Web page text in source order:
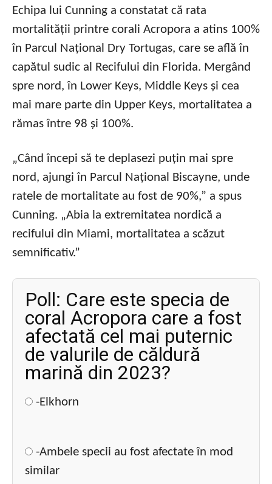
Echipa lui Cunning a constatat că rata
mortalității printre corali Acropora a atins 100%
în Parcul Național Dry Tortugas, care se află în
capătul sudic al Recifului din Florida. Mergând
spre nord, în Lower Keys, Middle Keys și cea
mai mare parte din Upper Keys, mortalitatea a
rămas între 98 și 100%.
„Când începi să te deplasezi puțin mai spre
nord, ajungi în Parcul Național Biscayne, unde
ratele de mortalitate au fost de 90%,” a spus
Cunning. „Abia la extremitatea nordică a
recifului din Miami, mortalitatea a scăzut
semnificativ.”
Poll: Care este specia de
coral Acropora care a fost
afectată cel mai puternic
de valurile de căldură
marină din 2023?
-Elkhorn
-Ambele specii au fost afectate în mod
similar